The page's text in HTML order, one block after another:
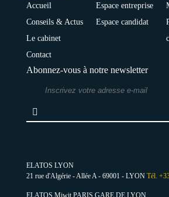
Accueil
Conseils & Actus
Le cabinet
Contact
Espace entreprise
Espace candidat
Abonnez-vous à notre newsletter
ELATOS LYON
21 rue d'Algérie - Allée A - 69001 - LYON Tél.
ELATOS Miwit PARIS GARE DE LYON